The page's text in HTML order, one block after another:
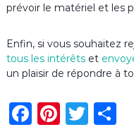
prévoir le matériel et les
Enfin, si vous souhaitez
tous les intérêtset
un plaisir de répondre à
F Pi T P